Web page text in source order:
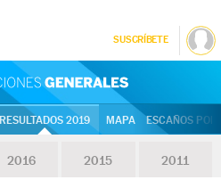
SUSCRÍBETE
RESULTADOS 2019 MAPA ESCAÑOS
2016 2015 2011